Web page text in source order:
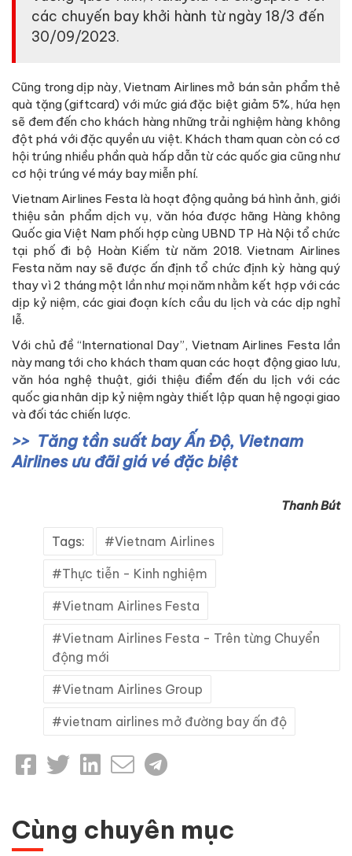
các chuyến bay khởi hành từ ngày 18/3 đến
30/09/2023.
Cũng trong dịp này, Vietnam Airlines mở bán sản phẩm thẻ
quà tặng (giftcard) với mức giá đặc biệt giảm 5%, hứa hẹn
sẽ đem đến cho khách hàng những trải nghiệm hàng không
đột phá với đặc quyền ưu việt. Khách tham quan còn có cơ
hội trúng nhiều phần quà hấp dẫn từ các quốc gia cũng như
cơ hội trúng vé máy bay miễn phí.
Vietnam Airlines Festa là hoạt động quảng bá hình ảnh, giới
thiệu sản phẩm dịch vụ, văn hóa được hãng Hàng không
Quốc gia Việt Nam phối hợp cùng UBND TP Hà Nội tổ chức
tại phố đi bộ Hoàn Kiếm từ năm 2018. Vietnam Airlines
Festa năm nay sẽ được ấn định tổ chức định kỳ hàng quý
thay vì 2 tháng một lần như mọi năm nhằm kết hợp với các
dịp kỷ niệm, các giai đoạn kích cầu du lịch và các dịp nghỉ
lễ.
Với chủ đề “International Day”, Vietnam Airlines Festa lần
này mang tới cho khách tham quan các hoạt động giao lưu,
văn hóa nghệ thuật, giới thiệu điểm đến du lịch với các
quốc gia nhân dịp kỷ niệm ngày thiết lập quan hệ ngoại giao
và đối tác chiến lược.
Tăng tần suất bay Ấn Độ, Vietnam
Airlines ưu đãi giá vé đặc biệt
Thanh Bút
Tags: Vietnam Airlines
Thực tiễn - Kinh nghiệm
Vietnam Airlines Festa
Vietnam Airlines Festa - Trên từng Chuyển
động mới
Vietnam Airlines Group
vietnam airlines mở đường bay ấn độ
Cùng chuyên mục